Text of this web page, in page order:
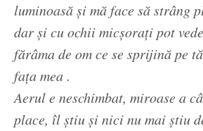
luminoasă și mă face să strâng
dar și cu ochii micșorați pot
fărâma de om ce se sprijină pe
fața mea .
Aerul e neschimbat, miroase a
place, îl știu și nici nu mai știu